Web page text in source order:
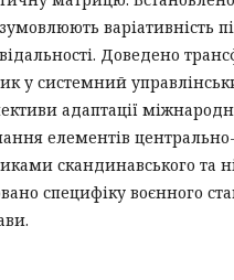
варіативність
Доведено
у системний
адаптації
елементів
скандинавського та
специфіку воєнного